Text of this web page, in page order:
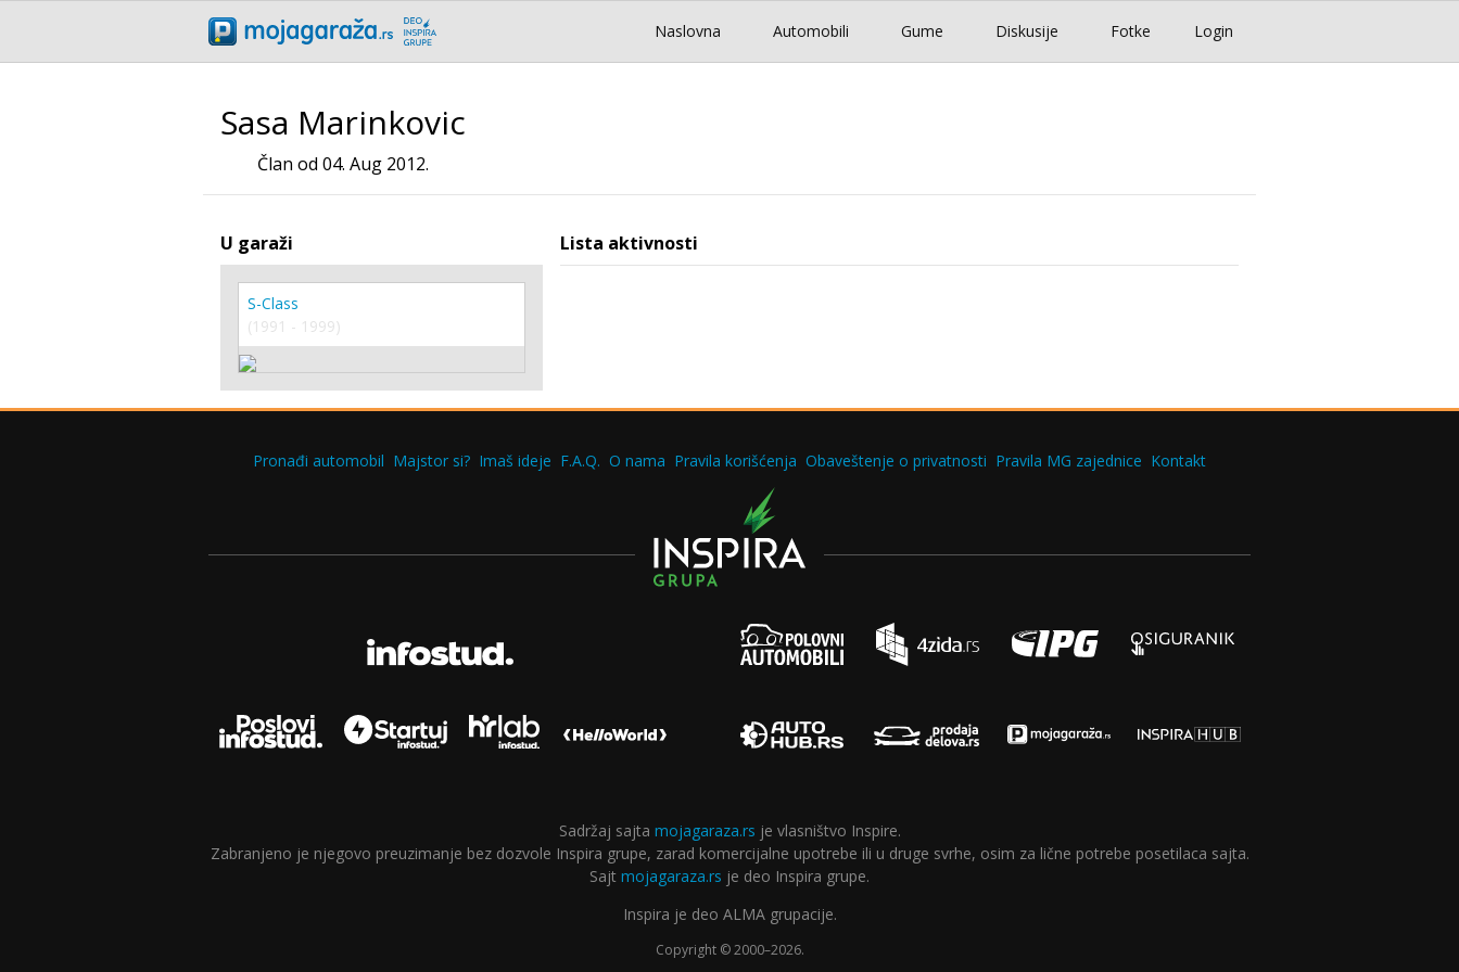
Login
Naslovna Automobili Gume Diskusije Fotke
Sasa Marinkovic
Član od 04. Aug 2012.
U garaži
S-Class
(1991 - 1999)
Lista aktivnosti
Pronađi automobil Majstor si? Imaš ideje F.A.Q. O nama Pravila korišćenja Obaveštenje o privatnosti Pravila MG zajednice Kontakt
Sadržaj sajta mojagaraza.rs je vlasništvo Inspire.
Zabranjeno je njegovo preuzimanje bez dozvole Inspira grupe, zarad komercijalne upotrebe ili u druge svrhe, osim za lične potrebe posetilaca sajta.
Sajt mojagaraza.rs je deo Inspira grupe.
Inspira je deo ALMA grupacije.
Copyright © 2000–2026.